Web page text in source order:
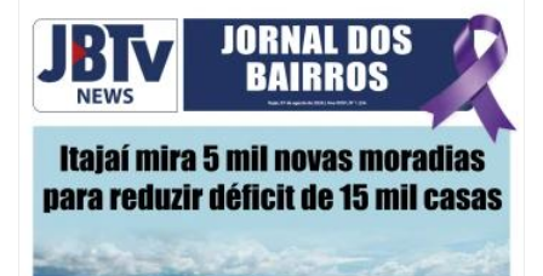
07/08/2026 | 10:15
Defesa Civil de Itajaí e Univali ampliam monitoramento das marés com
novo marégrafo
NAVEGANTES